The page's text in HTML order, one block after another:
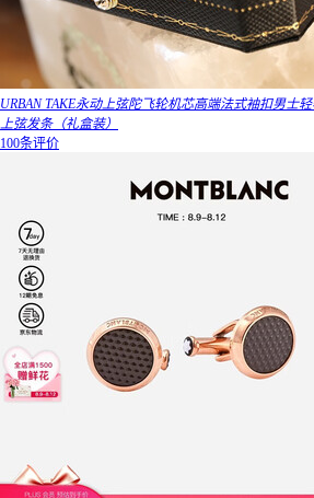
URBAN TAKE永动上弦陀飞轮机芯高端法式袖扣男士
上弦发条（礼盒装）
100条评价